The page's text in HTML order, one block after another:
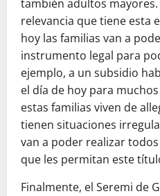
también adultos
relevancia que tiene esta
hoy las familias van a
instrumento legal para
ejemplo, a un subsidio
el día de hoy para
estas familias viven de
tienen situaciones
van a poder realizar
que les permitan este
Finalmente, el Seremi de